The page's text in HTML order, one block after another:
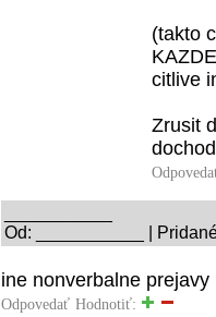
(takto
citlive
Zrusit
Od: ___________ |
ine nonverbalne prejavy
Odpovedať Hodnotiť: